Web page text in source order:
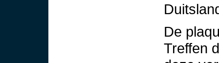
De
Treffen